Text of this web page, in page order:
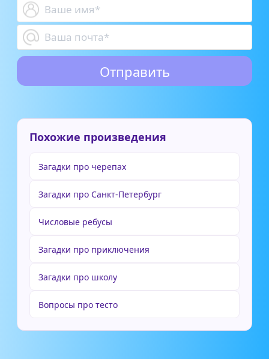
Похожие произведения
Загадки про черепах
Загадки про Санкт-Петербург
Числовые ребусы
Загадки про приключения
Загадки про школу
Вопросы про тесто